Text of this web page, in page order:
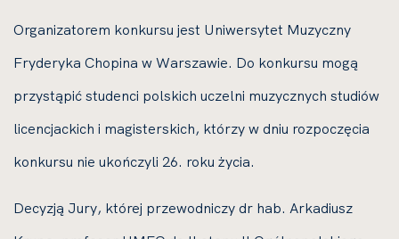
Organizatorem konkursu jest Uniwersytet Muzyczny
Fryderyka Chopina w Warszawie. Do konkursu mogą
przystąpić studenci polskich uczelni muzycznych studiów
licencjackich i magisterskich, którzy w dniu rozpoczęcia
konkursu nie ukończyli 26. roku życia.
Decyzją Jury, której przewodniczy dr hab. Arkadiusz